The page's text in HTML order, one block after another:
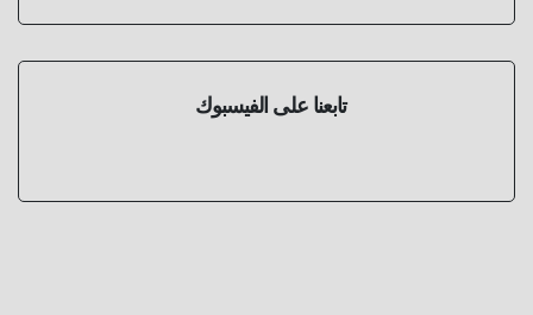
تابعنا على الفيسبوك